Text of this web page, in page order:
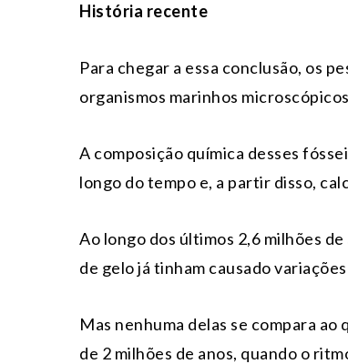
História recente
Para chegar a essa conclusão, os
organismos marinhos
A composição química desses
longo do tempo e, a partir disso,
Ao longo dos últimos 2,6 milhões
de gelo já tinham causado
Mas nenhuma delas se compara
de 2 milhões de anos, quando o